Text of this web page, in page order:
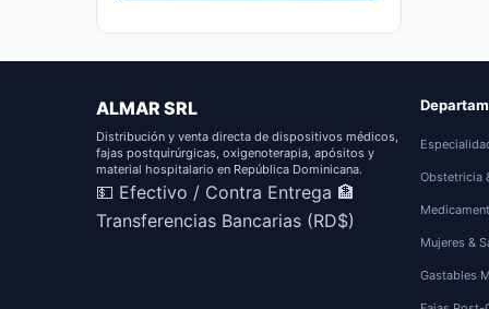
ALMAR SRL
Distribución y venta directa de dispositivos médicos,
fajas postquirúrgicas, oxigenoterapia, apósitos y
material hospitalario en República Dominicana.
💵 Efectivo / Contra Entrega 🏦
Transferencias Bancarias (RD$)
Obstetricia
Mujeres &
Gastables